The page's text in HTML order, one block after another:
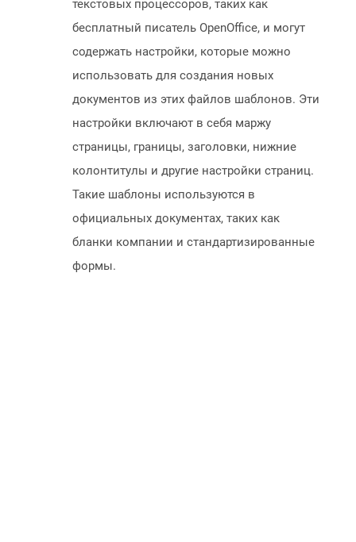
текстовых процессоров, таких как
бесплатный писатель OpenOffice, и могут
содержать настройки, которые можно
использовать для создания новых
документов из этих файлов шаблонов. Эти
настройки включают в себя маржу
страницы, границы, заголовки, нижние
колонтитулы и другие настройки страниц.
Такие шаблоны используются в
официальных документах, таких как
бланки компании и стандартизированные
формы.